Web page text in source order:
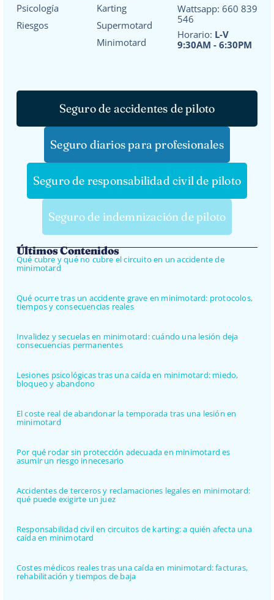
Psicología
Riesgos
Karting
Supermotard
Minimotard
Wattsapp: 660 839
546
Horario: L-V
9:30AM - 6:30PM
Seguro de accidentes de piloto
Seguro diarios para profesionales
Seguro de responsabilidad civil de piloto
Seguro de indemnización de piloto
Últimos Contenidos
Qué cubre y qué no cubre el circuito en un accidente de
minimotard
Qué ocurre tras un accidente grave en minimotard: protocolos,
tiempos y consecuencias reales
Invalidez y secuelas en minimotard: cuándo una lesión deja
consecuencias permanentes
Lesiones psicológicas tras una caída en minimotard: miedo,
bloqueo y abandono
El coste real de abandonar la temporada tras una lesión en
minimotard
Por qué rodar sin protección adecuada en minimotard es
asumir un riesgo innecesario
Accidentes de terceros y reclamaciones legales en minimotard:
qué puede exigirte un juez
Responsabilidad civil en circuitos de karting: a quién afecta una
caída en minimotard
Costes médicos reales tras una caída en minimotard: facturas,
rehabilitación y tiempos de baja